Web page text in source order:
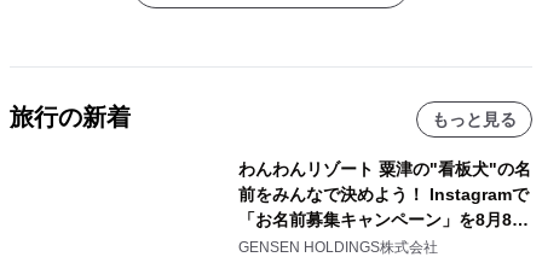
旅行の新着 もっと見る
わんわんリゾート 粟津の"看板犬"の名
前をみんなで決めよう！ Instagramで
「お名前募集キャンペーン」を8月8日
(土)より開催
GENSEN HOLDINGS株式会社